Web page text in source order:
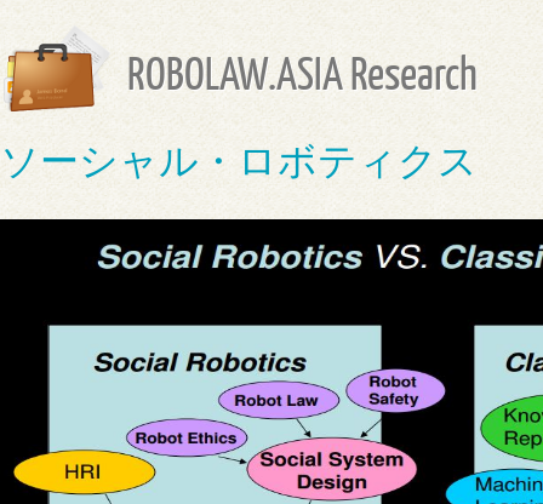
ROBOLAW.ASIA Research
ソーシャル・ロボティクス